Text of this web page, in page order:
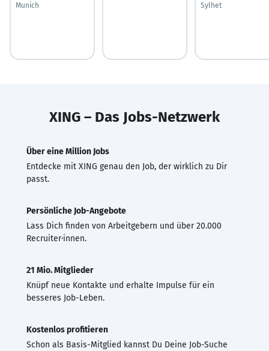
Munich
Sylhet
XING – Das Jobs-Netzwerk
Über eine Million Jobs
Entdecke mit XING genau den Job, der wirklich zu Dir
passt.
Persönliche Job-Angebote
Lass Dich finden von Arbeitgebern und über 20.000
Recruiter·innen.
21 Mio. Mitglieder
Knüpf neue Kontakte und erhalte Impulse für ein
besseres Job-Leben.
Kostenlos profitieren
Schon als Basis-Mitglied kannst Du Deine Job-Suche